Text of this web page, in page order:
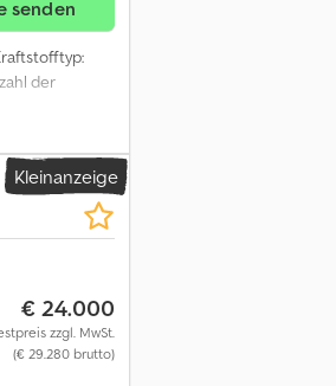
senden
der
Kleinanzeige
€ 24.000
zzgl. MwSt.
(€ 29.280 brutto)